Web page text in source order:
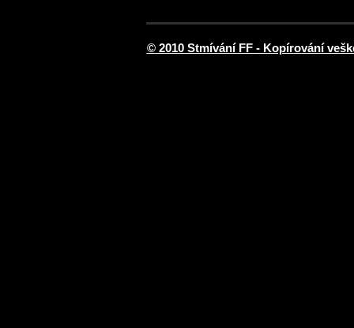
© 2010 Stmívání FF - Kopírování